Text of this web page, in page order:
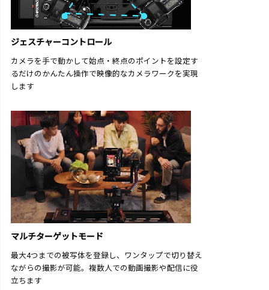
ジェスチャーコントロール
カメラを手で動かして始点・終点のポイントを設定す
るだけのかんたん操作で映像的なカメラワークを実現
します
マルチターゲットモード
最大4つまでの被写体を登録し、ワンタップで切り替え
ながらの撮影が可能。複数人での動画撮影や配信に役
立ちます